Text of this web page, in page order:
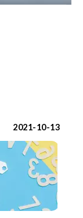
2021-10-13